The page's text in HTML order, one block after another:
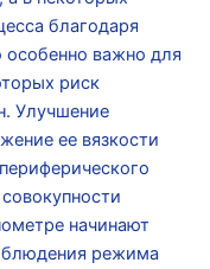
благодаря
важно для
риск
Улучшение
ее вязкости
начинают
режима